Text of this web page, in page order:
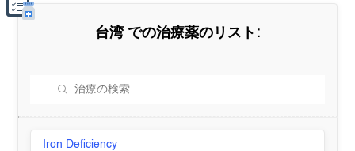
台湾での治療薬のリスト:
Iron Deficiency